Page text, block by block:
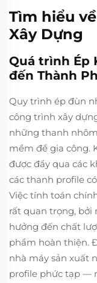
Tìm hiểu
Xây Dựng
Quá trình Ép
đến Thành
Quy trình ép đùn
công trình xây
những thanh
mềm để gia công.
được đẩy qua các
các thanh profile
Việc tính toán
rất quan trọng, bởi
hưởng đến chất
phẩm hoàn thiện.
nhà máy sản xuất
profile phức tạp —